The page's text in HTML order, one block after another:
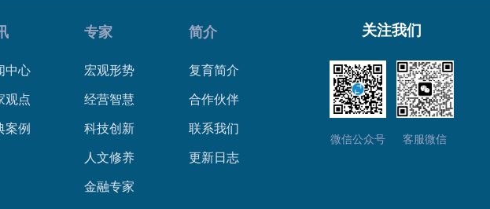
中心
观点
案例
专家
宏观形势
经营智慧
科技创新
人文修养
金融专家
简介
复育简介
合作伙伴
联系我们
更新日志
关注我们
微信公众号 客服微信